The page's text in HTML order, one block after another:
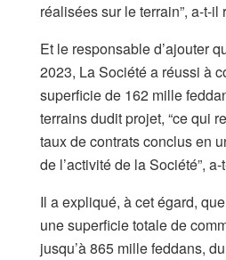
réalisées sur le terrain”, a-t-il
Et le responsable d’ajouter
2023, La Société a réussi à
superficie de 162 mille
terrains dudit projet, “ce qui
taux de contrats conclus en
de l’activité de la Société”,
Il a expliqué, à cet égard,
une superficie totale de
jusqu’à 865 mille feddans,